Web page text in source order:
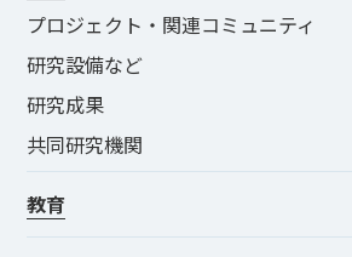
プロジェクト・関連コミュニティ
研究設備など
研究成果
共同研究機関
教育